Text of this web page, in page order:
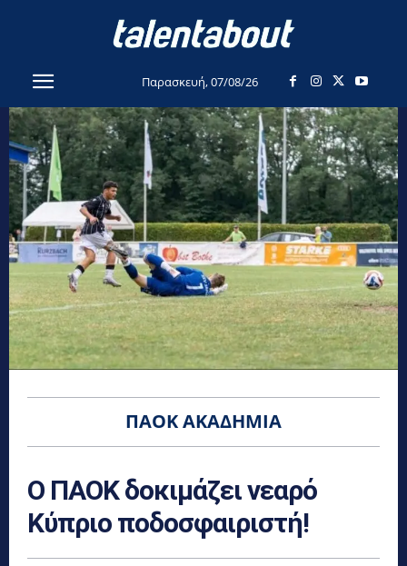
Παρασκευή, 07/08/26
ΠΑΟΚ ΑΚΑΔΗΜΊΑ
Ο ΠΑΟΚ δοκιμάζει νεαρό
Κύπριο ποδοσφαιριστή!